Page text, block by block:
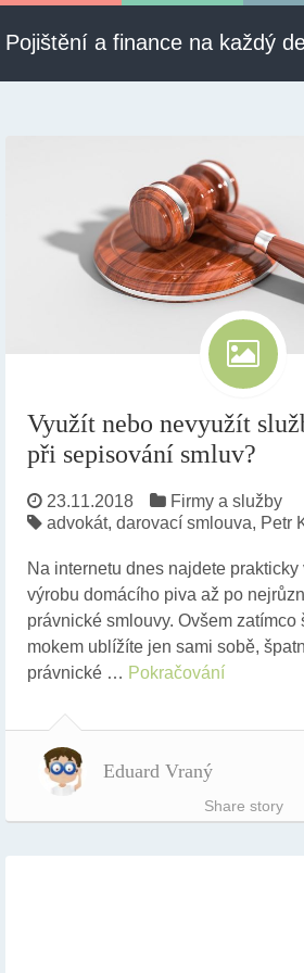
Pojištění a finance na každý
Využít nebo nevyužít
při sepisování smluv?
23.11.2018
Firmy a služby
advokát, darovací smlouva, Petr
Na internetu dnes najdete
výrobu domácího piva až po
právnické smlouvy. Ovšem zatímco
mokem ublížíte jen sami sobě,
právnické … Pokračování
Eduard Vraný
Share story